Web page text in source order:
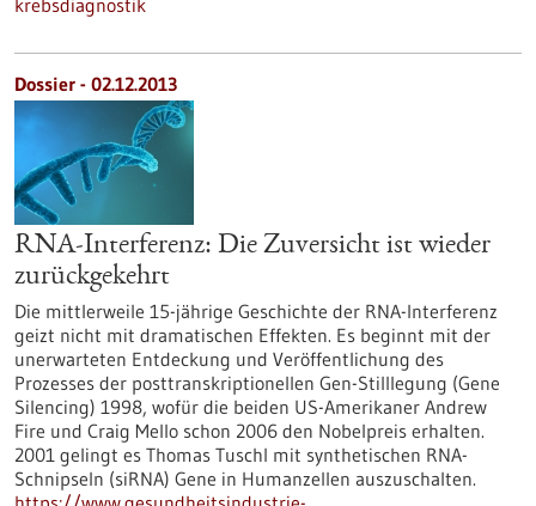
krebsdiagnostik
Dossier - 02.12.2013
RNA-Interferenz: Die Zuversicht ist wieder
zurückgekehrt
Die mittlerweile 15-jährige Geschichte der RNA-Interferenz
geizt nicht mit dramatischen Effekten. Es beginnt mit der
unerwarteten Entdeckung und Veröffentlichung des
Prozesses der posttranskriptionellen Gen-Stilllegung (Gene
Silencing) 1998, wofür die beiden US-Amerikaner Andrew
Fire und Craig Mello schon 2006 den Nobelpreis erhalten.
2001 gelingt es Thomas Tuschl mit synthetischen RNA-
Schnipseln (siRNA) Gene in Humanzellen auszuschalten.